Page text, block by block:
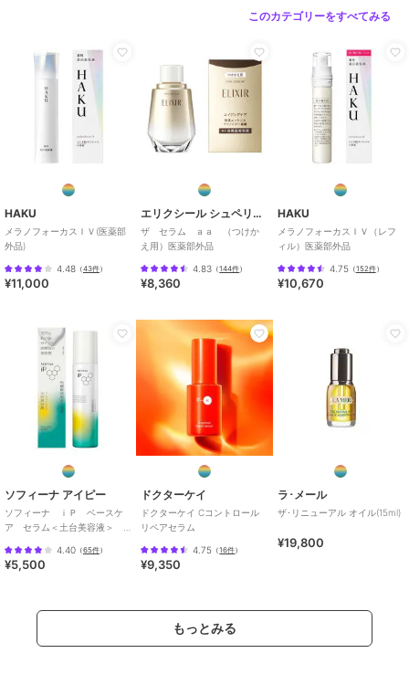
このカテゴリーをすべてみる
HAKU
メラノフォーカスＩＶ(医薬部
外品)
4.48 （43件）
¥11,000
エリクシール シュペリエル
ザ セラム ａａ （つけか
え用）医薬部外品
4.83 （144件）
¥8,360
HAKU
メラノフォーカスＩＶ（レフ
ィル）医薬部外品
4.75（152件）
¥10,670
ソフィーナ アイピー
ソフィーナ ｉＰ ベースケ
ア セラム＜土台美容液＞
4.40 （65件）
¥5,500
ドクターケイ
ドクターケイ Cコントロール
リペアセラム
4.75 （16件）
¥9,350
ラ･メール
ザ･リニューアル オイル(15ml)
¥19,800
もっとみる